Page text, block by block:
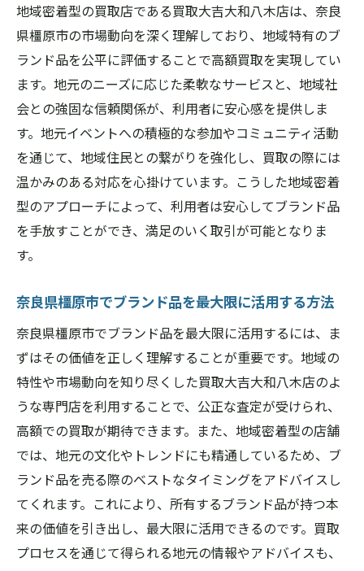
ポイント
買取前に確認したいブランド品の状態
手放す際の取引の流れと注意点
奈良県橿原市での買取プロセスを理解する
スムーズな買取を実現するポイント
ブランド品を高値で手放すためのコツ
買取後のフォローサービスについて
地域密着型の買取店である買取大吉大和八木店は、奈良
県橿原市の市場動向を深く理解しており、地域特有のブ
ランド品を公平に評価することで高額買取を実現してい
ます。地元のニーズに応じた柔軟なサービスと、地域社
会との強固な信頼関係が、利用者に安心感を提供しま
す。地元イベントへの積極的な参加やコミュニティ活動
を通じて、地域住民との繋がりを強化し、買取の際には
温かみのある対応を心掛けています。こうした地域密着
型のアプローチによって、利用者は安心してブランド品
を手放すことができ、満足のいく取引が可能となりま
す。
奈良県橿原市でブランド品を最大限に活用する方法
奈良県橿原市でブランド品を最大限に活用するには、ま
ずはその価値を正しく理解することが重要です。地域の
特性や市場動向を知り尽くした買取大吉大和八木店のよ
うな専門店を利用することで、公正な査定が受けられ、
高額での買取が期待できます。また、地域密着型の店舗
では、地元の文化やトレンドにも精通しているため、ブ
ランド品を売る際のベストなタイミングをアドバイスし
てくれます。これにより、所有するブランド品が持つ本
来の価値を引き出し、最大限に活用できるのです。買取
プロセスを通じて得られる地元の情報やアドバイスも、